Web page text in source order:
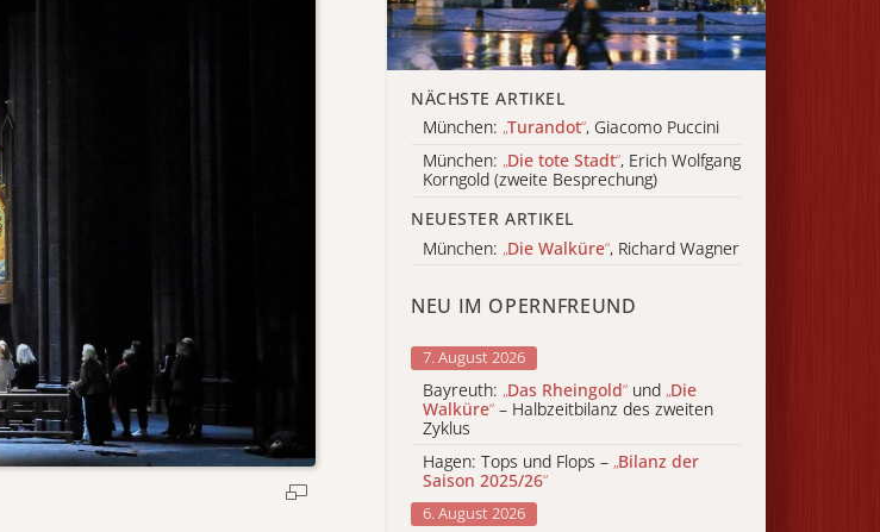
NÄCHSTE ARTIKEL
München: „Turandot“, Giacomo Puccini
München: „Die tote Stadt“, Erich Wolfgang
Korngold (zweite Besprechung)
NEUESTER ARTIKEL
München: „Die Walküre“, Richard Wagner
NEU IM OPERNFREUND
7. August 2026
Bayreuth: „Das Rheingold“ und „Die
Walküre“ – Halbzeitbilanz des zweiten
Zyklus
Hagen: Tops und Flops – „Bilanz der
Saison 2025/26“
6. August 2026